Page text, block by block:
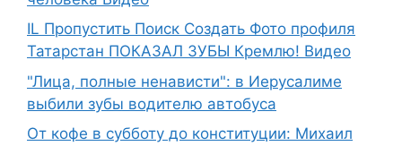
IL Пропустить Поиск Создать Фото профиля
Татарстан ПОКАЗАЛ ЗУБЫ Кремлю! Видео
"Лица, полные ненависти": в Иерусалиме
выбили зубы водителю автобуса
От кофе в субботу до конституции: Михаил